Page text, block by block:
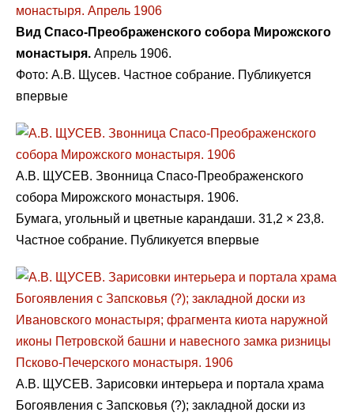
Вид Спасо-Преображенского собора Мирожского
монастыря. Апрель 1906.
Фото: А.В. Щусев. Частное собрание. Публикуется
впервые
А.В. ЩУСЕВ. Звонница Спасо-Преображенского
собора Мирожского монастыря. 1906.
Бумага, угольный и цветные карандаши. 31,2 × 23,8.
Частное собрание. Публикуется впервые
А.В. ЩУСЕВ. Зарисовки интерьера и портала храма
Богоявления с Запсковья (?); закладной доски из